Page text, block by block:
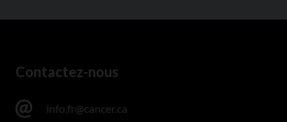
Contactez-nous
info.fr@cancer.ca